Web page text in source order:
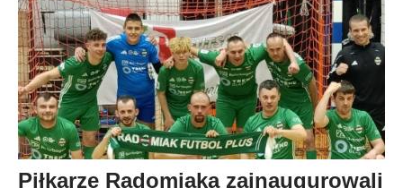
Piłkarze Radomiaka zainaugurowali